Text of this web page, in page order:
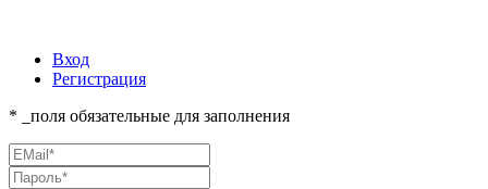
Вход
Регистрация
* _поля обязательные для заполнения